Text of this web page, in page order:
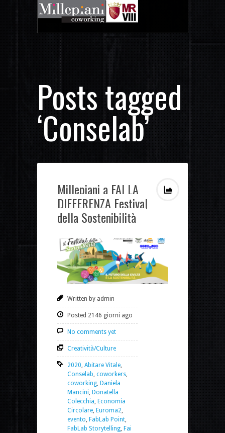
Posts tagged
‘Conselab’
Millepiani a FAI LA
DIFFERENZA Festival
della Sostenibilità
Written by admin
Posted 2146 giorni ago
No comments yet
Creatività/Culture
2020 Abitare Vitale
Conselab coworkers
coworking Daniela
Mancini Donatella
Colecchia Economia
Circolare Euroma2
evento FabLab Point
FabLab Storytelling Fai